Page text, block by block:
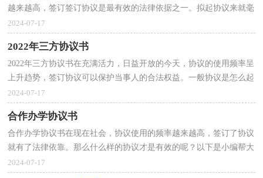
越来越高，签订签订协议是最有效的法律依据之一。拟起协议来就毫
无头绪？下面是小编为大家整理的合同协议书8篇，欢...
2024-07-17
2022年三方协议书
2022年三方协议书在充满活力，日益开放的今天，协议的使用频率呈
上升趋势，签订协议可以保护当事人的合法权益。一般协议是怎么起
草的呢？以下是小编精心整理的2022年三方协议书，欢迎...
2024-07-17
合作办学协议书
合作办学协议书在现在社会，协议使用的频率越来越高，签订了协议
就有了法律依靠。那么什么样的协议才是有效的呢？以下是小编帮大
家整理的合作办学协议书，供大家参考借鉴，希望可以帮...
2024-07-17